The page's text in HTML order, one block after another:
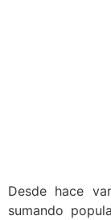
Desde hace
sumando